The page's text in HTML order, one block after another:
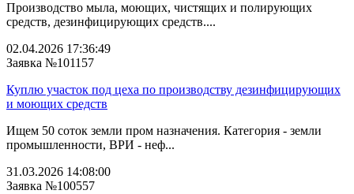
Производство мыла, моющих, чистящих и полирующих
средств, дезинфицирующих средств....
02.04.2026 17:36:49
Заявка №101157
Куплю участок под цеха по производству дезинфицирующих
и моющих средств
Ищем 50 соток земли пром назначения. Категория - земли
промышленности, ВРИ - неф...
31.03.2026 14:08:00
Заявка №100557